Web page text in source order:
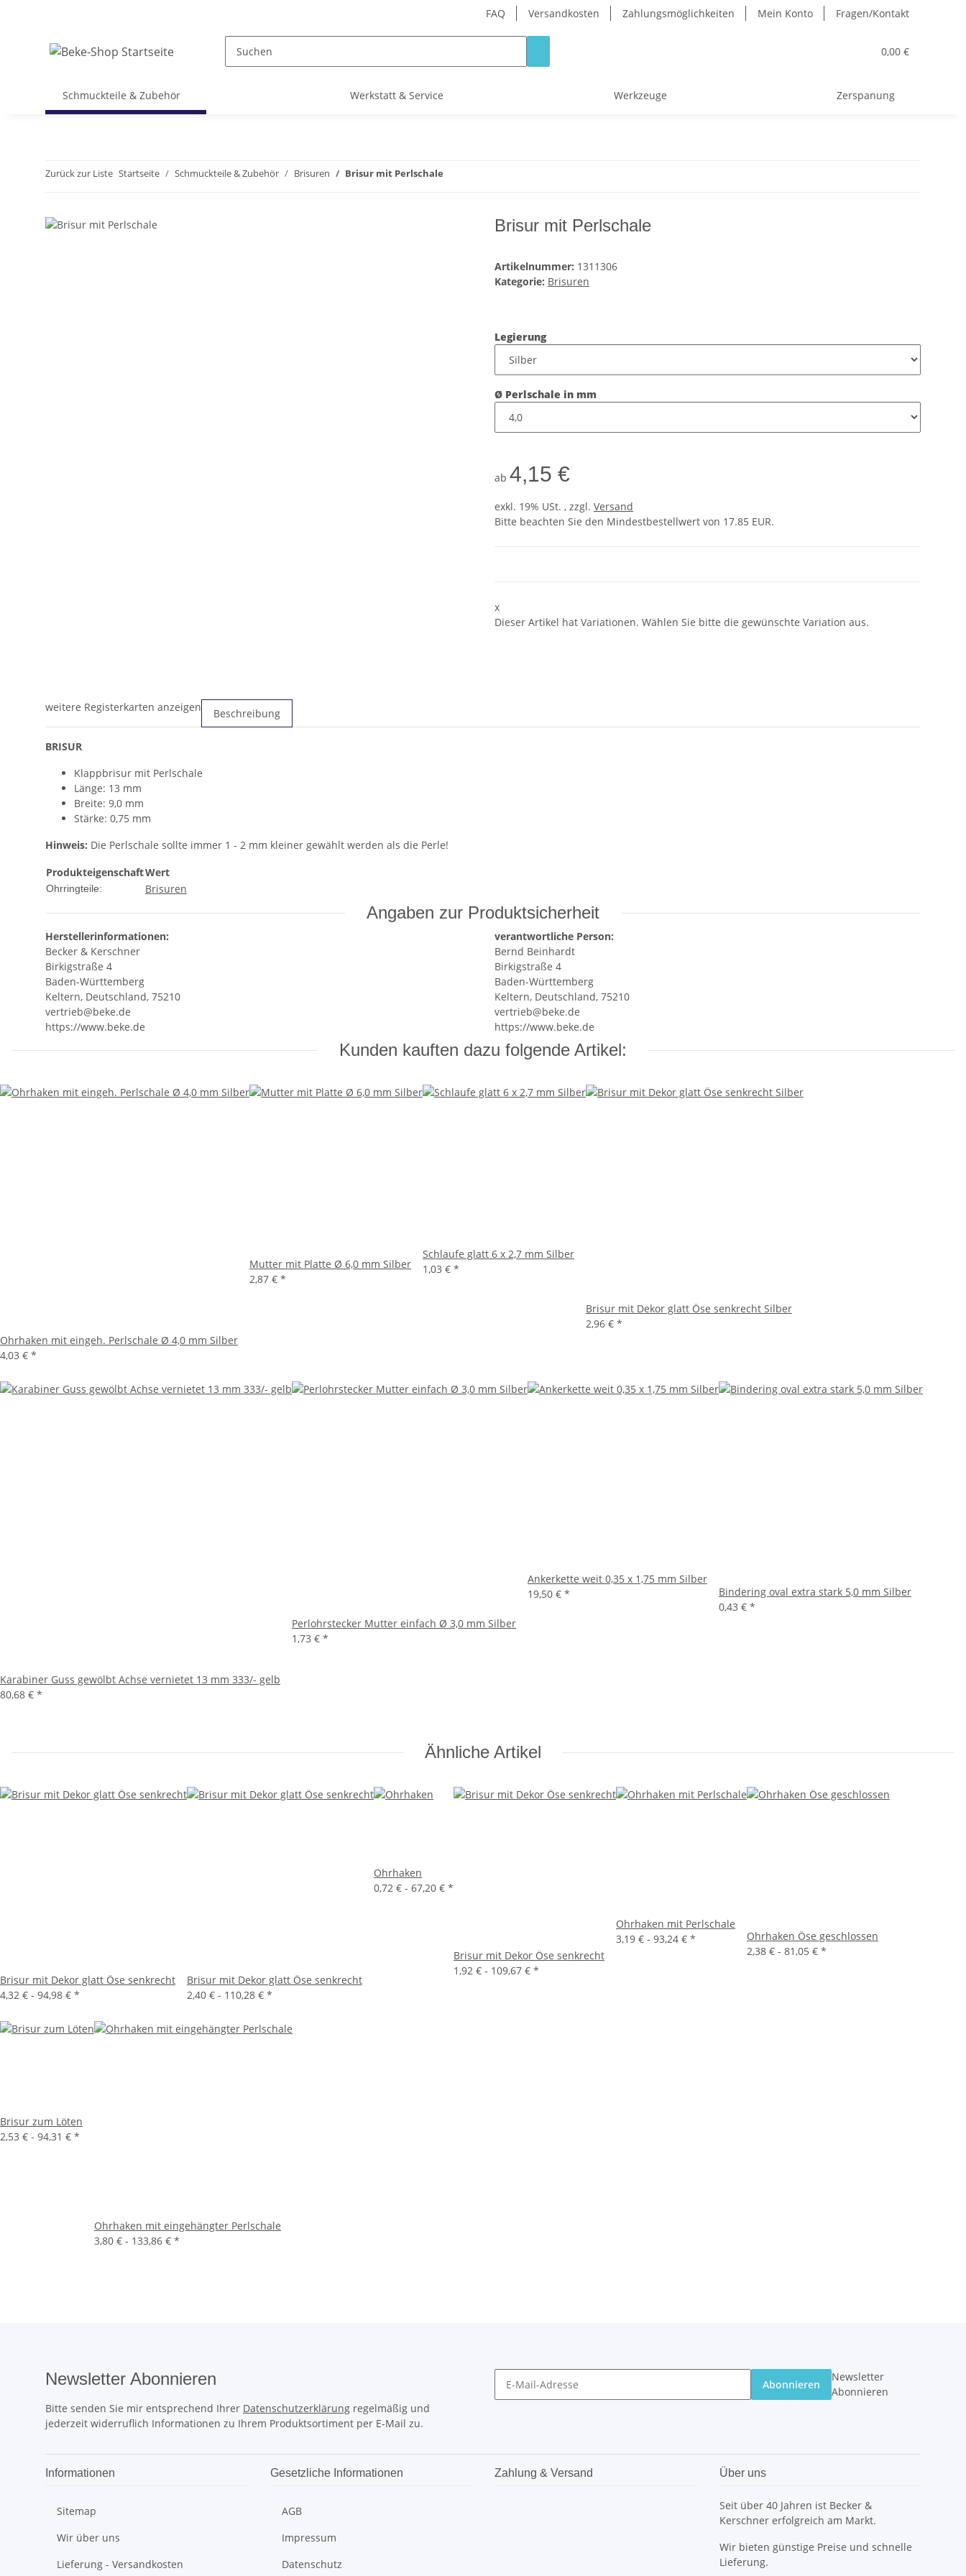
FAQ Versandkosten Zahlungsmöglichkeiten Mein Konto Fragen/Kontakt
0,00 €
Schmuckteile & Zubehör Werkstatt & Service Werkzeuge Zerspanung
Zurück zur Liste Startseite Schmuckteile & Zubehör Brisuren Brisur mit Perlschale
Brisur mit Perlschale
Artikelnummer: 1311306
Kategorie: Brisuren
Legierung
Ø Perlschale in mm
ab 4,15 €
exkl. 19% USt. , zzgl. Versand
Bitte beachten Sie den Mindestbestellwert von 17.85 EUR.
x
Dieser Artikel hat Variationen. Wählen Sie bitte die gewünschte Variation aus.
weitere Registerkarten anzeigen Beschreibung
BRISUR
Klappbrisur mit Perlschale
Länge: 13 mm
Breite: 9,0 mm
Stärke: 0,75 mm
Hinweis: Die Perlschale sollte immer 1 - 2 mm kleiner gewählt werden als die Perle!
ProdukteigenschaftWert
Ohrringteile: Brisuren
Angaben zur Produktsicherheit
Herstellerinformationen:
Becker & Kerschner
Birkigstraße 4
Baden-Württemberg
Keltern, Deutschland, 75210
vertrieb@beke.de
https://www.beke.de
verantwortliche Person:
Bernd Beinhardt
Birkigstraße 4
Baden-Württemberg
Keltern, Deutschland, 75210
vertrieb@beke.de
https://www.beke.de
Kunden kauften dazu folgende Artikel:
Ohrhaken mit eingeh. Perlschale Ø 4,0 mm Silber
4,03 € *
Mutter mit Platte Ø 6,0 mm Silber
2,87 € *
Schlaufe glatt 6 x 2,7 mm Silber
1,03 € *
Brisur mit Dekor glatt Öse senkrecht Silber
2,96 € *
Karabiner Guss gewölbt Achse vernietet 13 mm 333/- gelb
80,68 € *
Perlohrstecker Mutter einfach Ø 3,0 mm Silber
1,73 € *
Ankerkette weit 0,35 x 1,75 mm Silber
19,50 € *
Bindering oval extra stark 5,0 mm Silber
0,43 € *
Ähnliche Artikel
Brisur mit Dekor glatt Öse senkrecht
4,32 € - 94,98 € *
Brisur mit Dekor glatt Öse senkrecht
2,40 € - 110,28 € *
Ohrhaken
0,72 € - 67,20 € *
Brisur mit Dekor Öse senkrecht
1,92 € - 109,67 € *
Ohrhaken mit Perlschale
3,19 € - 93,24 € *
Ohrhaken Öse geschlossen
2,38 € - 81,05 € *
Brisur zum Löten
2,53 € - 94,31 € *
Ohrhaken mit eingehängter Perlschale
3,80 € - 133,86 € *
Newsletter Abonnieren
Bitte senden Sie mir entsprechend Ihrer Datenschutzerklärung regelmäßig und
jederzeit widerruflich Informationen zu Ihrem Produktsortiment per E-Mail zu.
Abonnieren
Newsletter
Abonnieren
Informationen
Sitemap
Wir über uns
Lieferung - Versandkosten
Gesetzliche Informationen
AGB
Impressum
Datenschutz
Zahlung & Versand Über uns
Seit über 40 Jahren ist Becker &
Kerschner erfolgreich am Markt.
Wir bieten günstige Preise und schnelle
Lieferung.